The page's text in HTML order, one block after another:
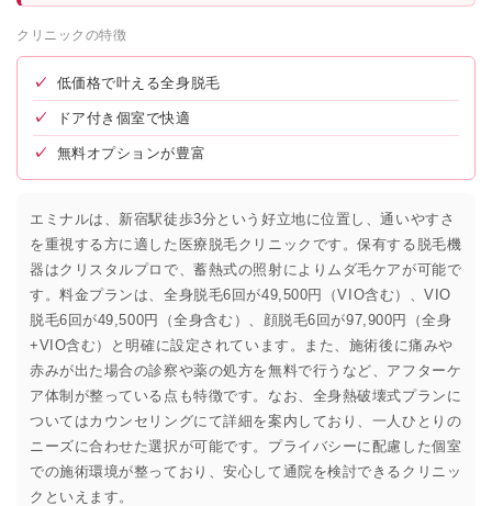
クリニックの特徴
✓ 低価格で叶える全身脱毛
✓ ドア付き個室で快適
✓ 無料オプションが豊富
エミナルは、新宿駅徒歩3分という好立地に位置し、通いやすさ
を重視する方に適した医療脱毛クリニックです。保有する脱毛機
器はクリスタルプロで、蓄熱式の照射によりムダ毛ケアが可能で
す。料金プランは、全身脱毛6回が49,500円（VIO含む）、VIO
脱毛6回が49,500円（全身含む）、顔脱毛6回が97,900円（全身
+VIO含む）と明確に設定されています。また、施術後に痛みや
赤みが出た場合の診察や薬の処方を無料で行うなど、アフターケ
ア体制が整っている点も特徴です。なお、全身熱破壊式プランに
ついてはカウンセリングにて詳細を案内しており、一人ひとりの
ニーズに合わせた選択が可能です。プライバシーに配慮した個室
での施術環境が整っており、安心して通院を検討できるクリニッ
クといえます。